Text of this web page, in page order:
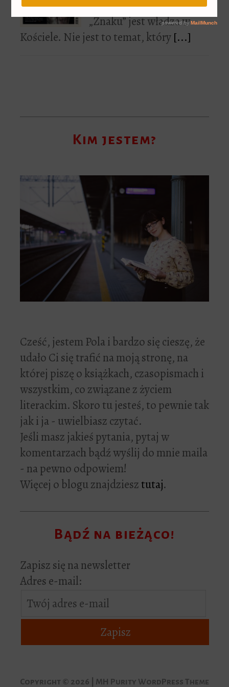
lutowego numeru
„Znaku” jest władza w
Kościele. Nie jest to temat, który[...]
Kim jestem?
Cześć, jestem Pola i bardzo się cieszę, że
udało Ci się trafić na moją stronę, na
której piszę o książkach, czasopismach i
wszystkim, co związane z życiem
literackim. Skoro tu jesteś, to pewnie tak
jak i ja - uwielbiasz czytać.
Jeśli masz jakieś pytania, pytaj w
komentarzach bądź wyślij do mnie maila
- na pewno odpowiem!
Więcej o blogu znajdziesztutaj.
Bądź na bieżąco!
Zapisz się na newsletter
Adres e-mail:
Copyright © 2026 | MH Purity WordPress Theme